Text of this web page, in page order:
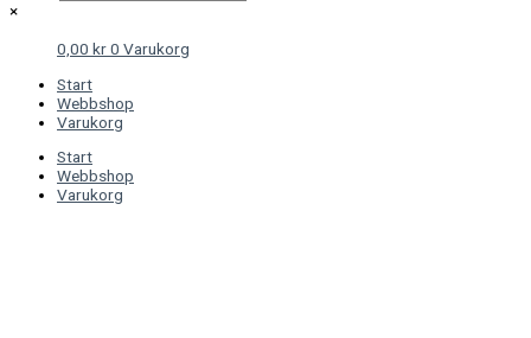
×
0,00 kr0 Varukorg
Start
Webbshop
Varukorg
Start
Webbshop
Varukorg